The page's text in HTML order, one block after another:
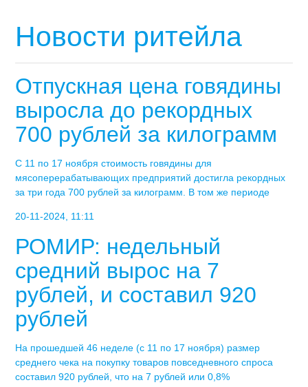
Новости ритейла
Отпускная цена говядины
выросла до рекордных
700 рублей за килограмм
С 11 по 17 ноября стоимость говядины для
мясоперерабатывающих предприятий достигла рекордных
за три года 700 рублей за килограмм. В том же периоде
20-11-2024, 11:11
РОМИР: недельный
средний вырос на 7
рублей, и составил 920
рублей
На прошедшей 46 неделе (с 11 по 17 ноября) размер
среднего чека на покупку товаров повседневного спроса
составил 920 рублей, что на 7 рублей или 0,8%